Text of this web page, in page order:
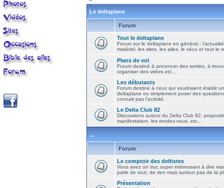
Le deltaplane
Forum
Tout le deltaplane
Forum sur le deltaplane en général :
matériel, les sites, les ailes, le vécu et tout le
Plans de vol
Forum destiné à annoncer des sorties, à
organiser des virées etc...
Les débutants
Forum destiné à ceux qui voudraient établir
deltaplane ou simplement poser des
connait pas l'activité.
Le Delta Club 82
Discussions autour du Delta Club 82,
manifestation, les rendez-vous, etc...
...
Forum
Le comptoir des deltistes
Vous avez un truc super intéressant à dire
parle de tout, de rien mais surtout pas de la
Présentation